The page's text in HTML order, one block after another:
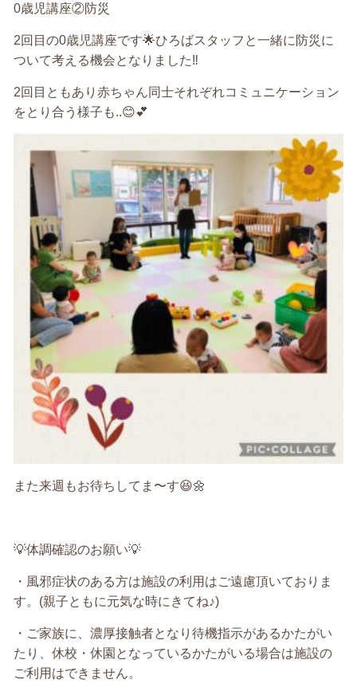
0歳児講座②防災
2回目の0歳児講座です🌟ひろばスタッフと一緒に防災に
ついて考える機会となりました‼️
2回目ともあり赤ちゃん同士それぞれコミュニケーション
をとり合う様子も..😊💕
また来週もお待ちしてま〜す😆🌼
💡体調確認のお願い💡
・風邪症状のある方は施設の利用はご遠慮頂いておりま
す。 (親子ともに元気な時にきてね♪)
・ご家族に、濃厚接触者となり待機指示があるかたがい
たり、休校・休園となっているかたがいる場合は施設の
ご利用はできません。